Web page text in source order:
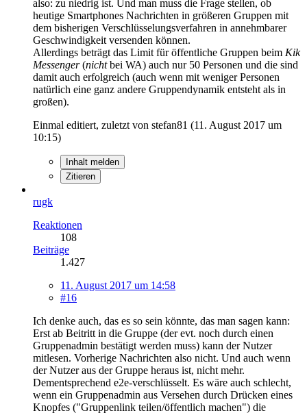
also: zu niedrig ist. Und man muss die Frage stellen, ob
heutige Smartphones Nachrichten in größeren Gruppen mit
dem bisherigen Verschlüsselungsverfahren in annehmbarer
Geschwindigkeit versenden können.
Allerdings beträgt das Limit für öffentliche Gruppen beim Kik
Messenger(nichtbei WA) auch nur 50 Personen und die sind
damit auch erfolgreich (auch wenn mit weniger Personen
natürlich eine ganz andere Gruppendynamik entsteht als in
großen).
Einmal editiert, zuletzt von stefan81 (11. August 2017 um
10:15)
Inhalt melden
Zitieren
rugk
Reaktionen
108
Beiträge
1.427
11. August 2017 um 14:58
#16
Ich denke auch, das es so sein könnte, das man sagen kann:
Erst ab Beitritt in die Gruppe (der evt. noch durch einen
Gruppenadmin bestätigt werden muss) kann der Nutzer
mitlesen. Vorherige Nachrichten also nicht. Und auch wenn
der Nutzer aus der Gruppe heraus ist, nicht mehr.
Dementsprechend e2e-verschlüsselt. Es wäre auch schlecht,
wenn ein Gruppenadmin aus Versehen durch Drücken eines
Knopfes ("Gruppenlink teilen/öffentlich machen") die